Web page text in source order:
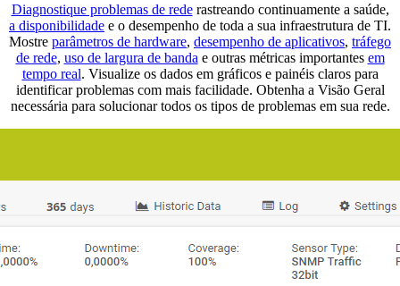
Diagnostique problemas de rederastreando continuamente a saúde,
a disponibilidade e o desempenho de toda a sua infraestrutura de TI.
Mostre parâmetros de hardware, desempenho de aplicativos, tráfego
de rede, uso de largura de banda e outras métricas importantes em
tempo real. Visualize os dados em gráficos e painéis claros para
identificar problemas com mais facilidade. Obtenha a Visão Geral
necessária para solucionar todos os tipos de problemas em sua rede.